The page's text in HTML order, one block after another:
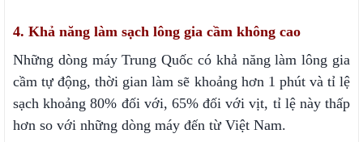
4. Khả năng làm sạch lông gia cầm không cao
Những dòng máy Trung Quốc có khả năng làm lông gia
cầm tự động, thời gian làm sẽ khoảng hơn 1 phút và tỉ lệ
sạch khoảng 80% đối với, 65% đối với vịt, tỉ lệ này thấp
hơn so với những dòng máy đến từ Việt Nam.